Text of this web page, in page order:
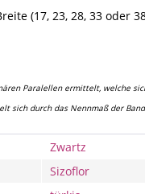
(17, 23, 28, 33 oder
Paralellen ermittelt, welche
sich durch das Nennmaß der
Zwartz
Sizoflor